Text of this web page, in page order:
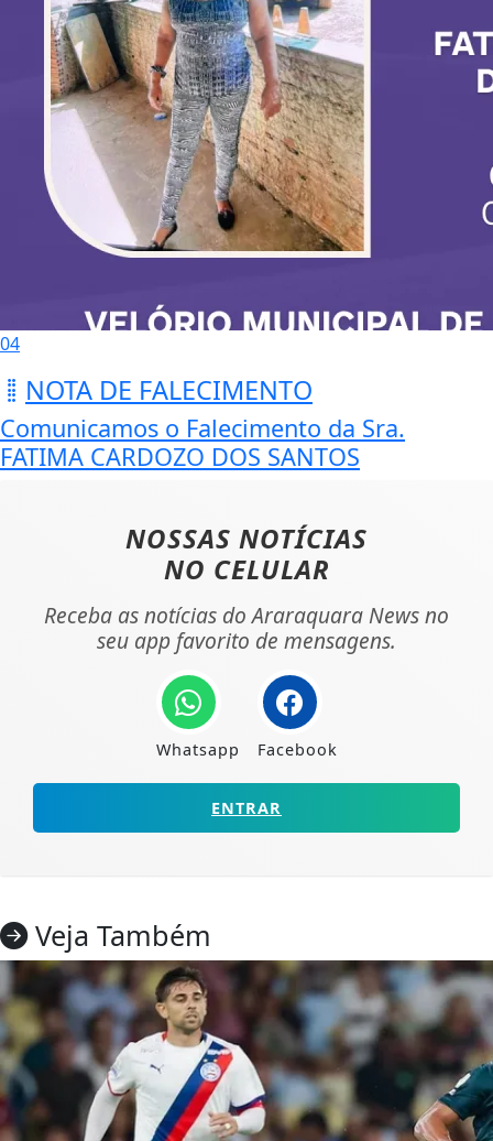
04
NOTA DE FALECIMENTO
Comunicamos o Falecimento da Sra.
FATIMA CARDOZO DOS SANTOS
NOSSAS NOTÍCIAS
NO CELULAR
Receba as notícias do Araraquara News no
seu app favorito de mensagens.
Whatsapp Facebook
ENTRAR
Veja Também